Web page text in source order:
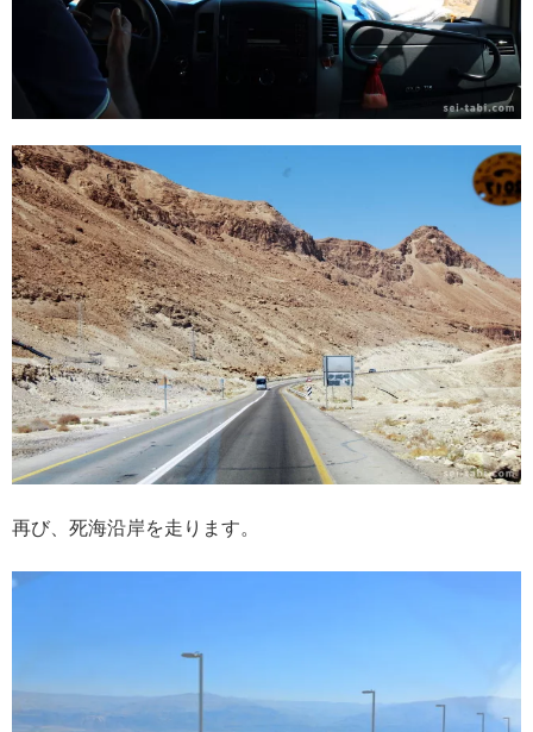
再び、死海沿岸を走ります。